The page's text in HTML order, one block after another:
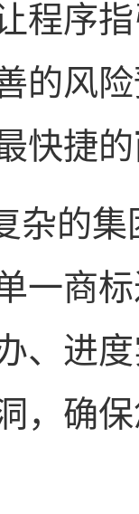
程序
的风
快捷的
杂的集
一商
、进
，确